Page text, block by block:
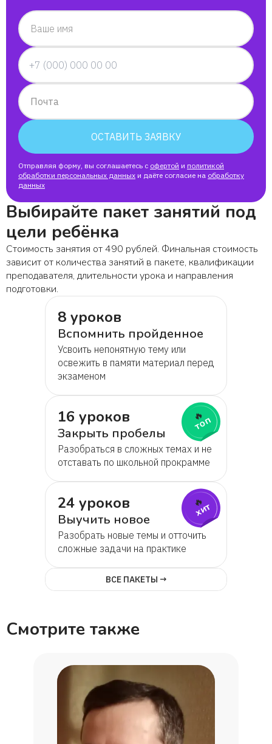
Ваше имя
Почта
ОСТАВИТЬ ЗАЯВКУ
Отправляя форму, вы соглашаетесь с офертой и политикой
обработки персональных данных и даёте согласие на обработку
данных
Выбирайте пакет занятий под
цели ребёнка
Стоимость занятия от 490 рублей. Финальная стоимость
зависит от количества занятий в пакете, квалификации
преподавателя, длительности урока и направления
подготовки.
8 уроков
Вспомнить пройденное
Усвоить непонятную тему или
освежить в памяти материал перед
экзаменом
16 уроков
Закрыть пробелы
Разобраться в сложных темах и не
отставать по школьной прокрамме
🔥
топ
24 уроков
Выучить новое
Разобрать новые темы и отточить
сложные задачи на практике
🔥
хит
ВСЕ ПАКЕТЫ →
Смотрите также